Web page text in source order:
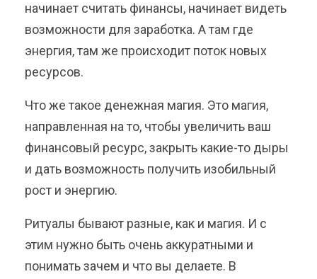
начинает считать финансы, начинает видеть
возможности для заработка. А там где
энергия, там же происходит поток новых
ресурсов.
Что же такое денежная магия. Это магия,
направленная на то, чтобы увеличить ваш
финансовый ресурс, закрыть какие-то дыры
и дать возможность получить изобильный
рост и энергию.
Ритуалы бывают разные, как и магия. И с
этим нужно быть очень аккуратными и
понимать зачем и что вы делаете. В